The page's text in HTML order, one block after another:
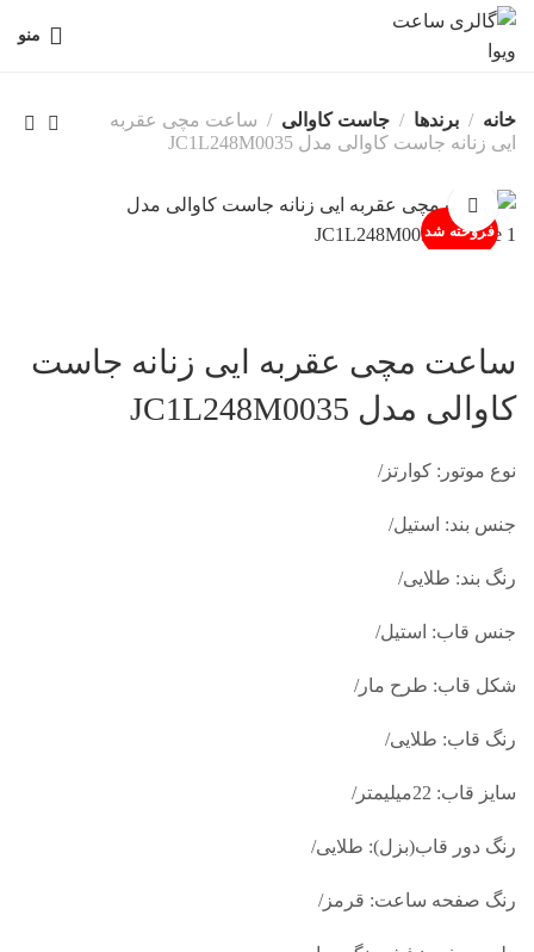
منو
خانه برندها جاست کاوالی
ساعت مچی عقربه
ایی زنانه جاست کاوالی مدل JC1L248M0035
فروخته شد
ساعت مچی عقربه ایی زنانه جاست
کاوالی مدل JC1L248M0035
نوع موتور: کوارتز/
جنس بند: استیل/
رنگ بند: طلایی/
جنس قاب: استیل/
شکل قاب: طرح مار/
رنگ قاب: طلایی/
سایز قاب: 22میلیمتر/
رنگ دور قاب(بزل): طلایی/
رنگ صفحه ساعت: قرمز/